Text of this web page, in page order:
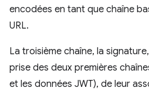
encodées en tant que chaîne
URL.
La troisième chaîne, la
prise des deux premières
et les données JWT), de leur